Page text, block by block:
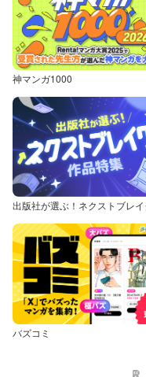
神マンガ1000
バズコミ